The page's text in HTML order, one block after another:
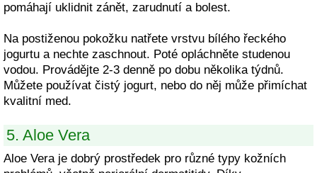
pomáhají uklidnit zánět, zarudnutí a bolest.
Na postiženou pokožku natřete vrstvu bílého řeckého
jogurtu a nechte zaschnout. Poté opláchněte studenou
vodou. Provádějte 2-3 denně po dobu několika týdnů.
Můžete používat čistý jogurt, nebo do něj může přimíchat
kvalitní med.
5. Aloe Vera
Aloe Vera je dobrý prostředek pro různé typy kožních